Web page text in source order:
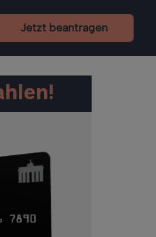
Jetzt beantragen